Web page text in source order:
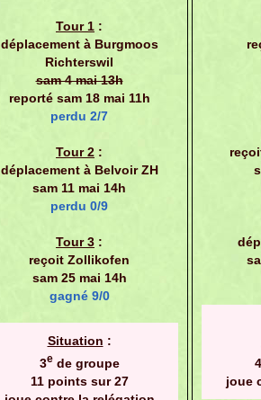
Tour 1 :
déplacement à Burgmoos
Richterswil
sam 4 mai 13h
reporté sam 18 mai 11h
perdu 2/7
Tour 2 :
déplacement à Belvoir ZH
sam 11 mai 14h
perdu 0/9
Tour 3 :
reçoit Zollikofen
sam 25 mai 14h
gagné 9/0
Situation :
3ede groupe
11 points sur 27
joue